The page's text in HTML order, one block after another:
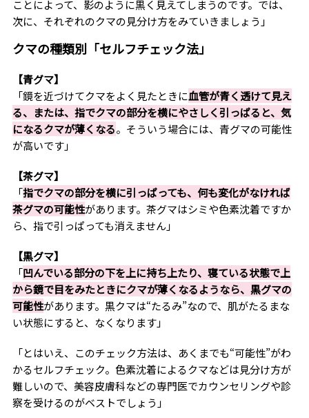
ことによって、影のように黒く見えてしまうのです。では、
次に、それぞれのクマの見分け方をみていきましょう」
クマの種類別「セルフチェック法」
【青グマ】
「鏡を近づけてクマをよく見たときに血管が青く透けて見え
る、または、指でクマの部分を横にやさしく引っぱると、気
になるクマが薄くなる。そういう場合には、青グマの可能性
が高いです」
【茶グマ】
「指でクマの部分を横に引っぱっても、何も変化がなければ
茶グマの可能性があります。茶グマはシミや色素沈着ですか
ら、指で引っぱっても消えません」
【黒グマ】
「凹んでいる部分の下を上に持ち上たり、寝ている状態で上
から鏡で目をみたときにクマが薄くなるようなら、黒グマの
可能性があります。黒クマは“たるみ”なので、肌がたるまな
い状態にすると、なくなります」
「とはいえ、このチェック方法は、あくまでも“可能性”がわ
かるセルフチェック。色素沈着によるクマなどは見分け方が
難しいので、美容皮膚科などの専門医でカウンセリングや診
察を受けるのがベストでしょう」